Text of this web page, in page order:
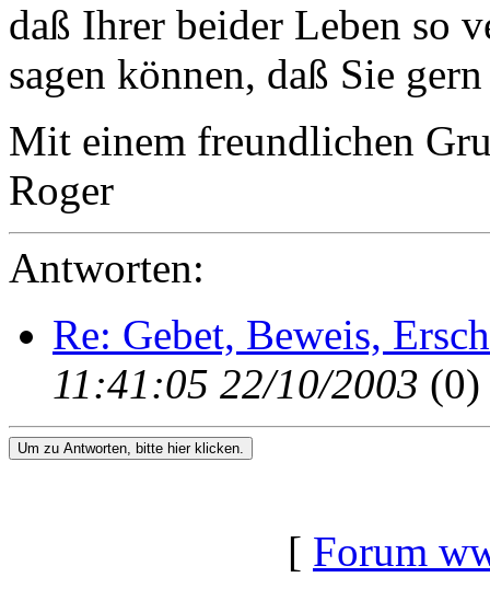
daß Ihrer beider Leben so
sagen können, daß Sie
Mit einem freundlichen
Roger
Antworten:
Re: Gebet, Beweis,
11:41:05 22/10/2003 (0)
Um zu Antworten, bitte hier klicken.
[ Forum